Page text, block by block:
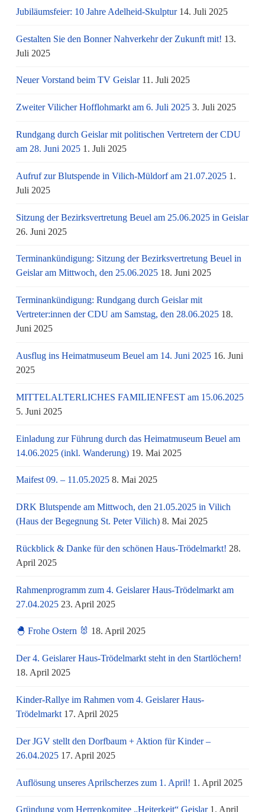
Jubiläumsfeier: 10 Jahre Adelheid-Skulptur 14. Juli 2025
Gestalten Sie den Bonner Nahverkehr der Zukunft mit! 13.
Juli 2025
Neuer Vorstand beim TV Geislar 11. Juli 2025
Zweiter Vilicher Hofflohmarkt am 6. Juli 2025 3. Juli 2025
Rundgang durch Geislar mit politischen Vertretern der CDU
am 28. Juni 2025 1. Juli 2025
Aufruf zur Blutspende in Vilich-Müldorf am 21.07.2025 1.
Juli 2025
Sitzung der Bezirksvertretung Beuel am 25.06.2025 in Geislar
26. Juni 2025
Terminankündigung: Sitzung der Bezirksvertretung Beuel in
Geislar am Mittwoch, den 25.06.2025 18. Juni 2025
Terminankündigung: Rundgang durch Geislar mit
Vertreter:innen der CDU am Samstag, den 28.06.2025 18.
Juni 2025
Ausflug ins Heimatmuseum Beuel am 14. Juni 2025 16. Juni
2025
MITTELALTERLICHES FAMILIENFEST am 15.06.2025
5. Juni 2025
Einladung zur Führung durch das Heimatmuseum Beuel am
14.06.2025 (inkl. Wanderung) 19. Mai 2025
Maifest 09. – 11.05.2025 8. Mai 2025
DRK Blutspende am Mittwoch, den 21.05.2025 in Vilich
(Haus der Begegnung St. Peter Vilich) 8. Mai 2025
Rückblick & Danke für den schönen Haus-Trödelmarkt! 28.
April 2025
Rahmenprogramm zum 4. Geislarer Haus-Trödelmarkt am
27.04.2025 23. April 2025
🐣 Frohe Ostern 🐰 18. April 2025
Der 4. Geislarer Haus-Trödelmarkt steht in den Startlöchern!
18. April 2025
Kinder-Rallye im Rahmen vom 4. Geislarer Haus-
Trödelmarkt 17. April 2025
Der JGV stellt den Dorfbaum + Aktion für Kinder –
26.04.2025 17. April 2025
Auflösung unseres Aprilscherzes zum 1. April! 1. April 2025
Gründung vom Herrenkomitee „Heiterkeit“ Geislar 1. April